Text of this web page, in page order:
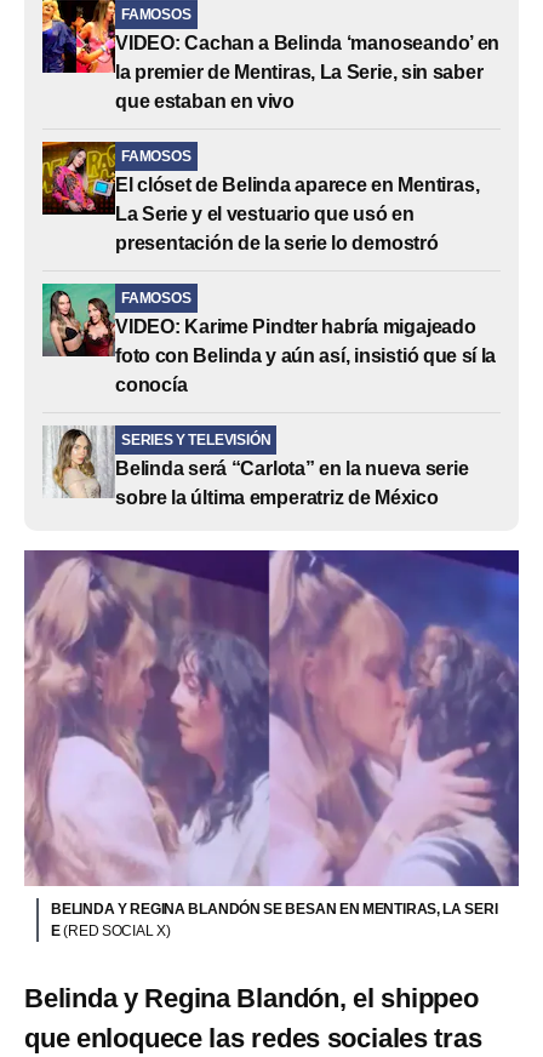
FAMOSOS
VIDEO: Cachan a Belinda ‘manoseando’ en
la premier de Mentiras, La Serie, sin saber
que estaban en vivo
FAMOSOS
El clóset de Belinda aparece en Mentiras,
La Serie y el vestuario que usó en
presentación de la serie lo demostró
FAMOSOS
VIDEO: Karime Pindter habría migajeado
foto con Belinda y aún así, insistió que sí la
conocía
SERIES Y TELEVISIÓN
Belinda será “Carlota” en la nueva serie
sobre la última emperatriz de México
BELINDA Y REGINA BLANDÓN SE BESAN EN MENTIRAS, LA SERI
E(RED SOCIAL X)
Belinda y Regina Blandón, el shippeo
que enloquece las redes sociales tras